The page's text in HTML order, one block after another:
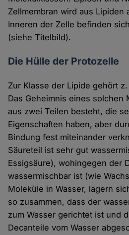
Zellmembran wird aus Lipiden
Inneren der Zelle befinden
(siehe Titelbild).
Die Hülle der Protozelle
Zur Klasse der Lipide gehört
Das Geheimnis eines solchen
aus zwei Teilen besteht, die
Eigenschaften haben, aber
Bindung fest miteinander
Säureteil ist sehr gut
Essigsäure), wohingegen der
wassermischbar ist (wie
Moleküle in Wasser, lagern
so zusammen, dass der
zum Wasser gerichtet ist und
Decanteile vom Wasser